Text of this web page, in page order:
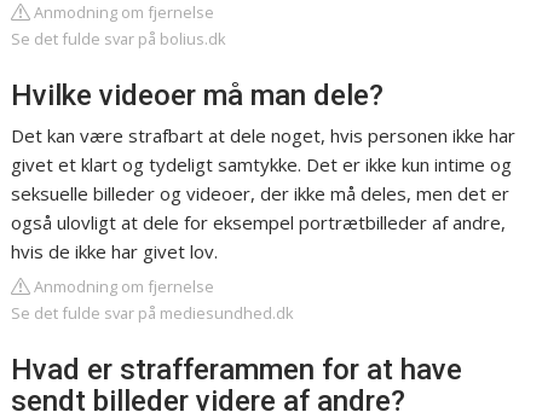
Anmodning om fjernelse
Se det fulde svar på bolius.dk
Hvilke videoer må man dele?
Det kan være strafbart at dele noget, hvis personen ikke har
givet et klart og tydeligt samtykke. Det er ikke kun intime og
seksuelle billeder og videoer, der ikke må deles, men det er
også ulovligt at dele for eksempel portrætbilleder af andre,
hvis de ikke har givet lov.
Anmodning om fjernelse
Se det fulde svar på mediesundhed.dk
Hvad er strafferammen for at have
sendt billeder videre af andre?